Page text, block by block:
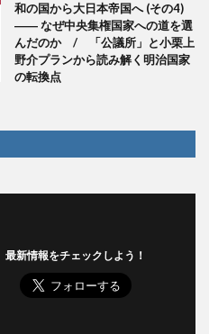
和の国から大日本帝国へ (その4)
―― なぜ中央集権国家への道を選
んだのか / 「公議所」と小栗上
野介プランから読み解く明治国家
の転換点
最新情報をチェックしよう！